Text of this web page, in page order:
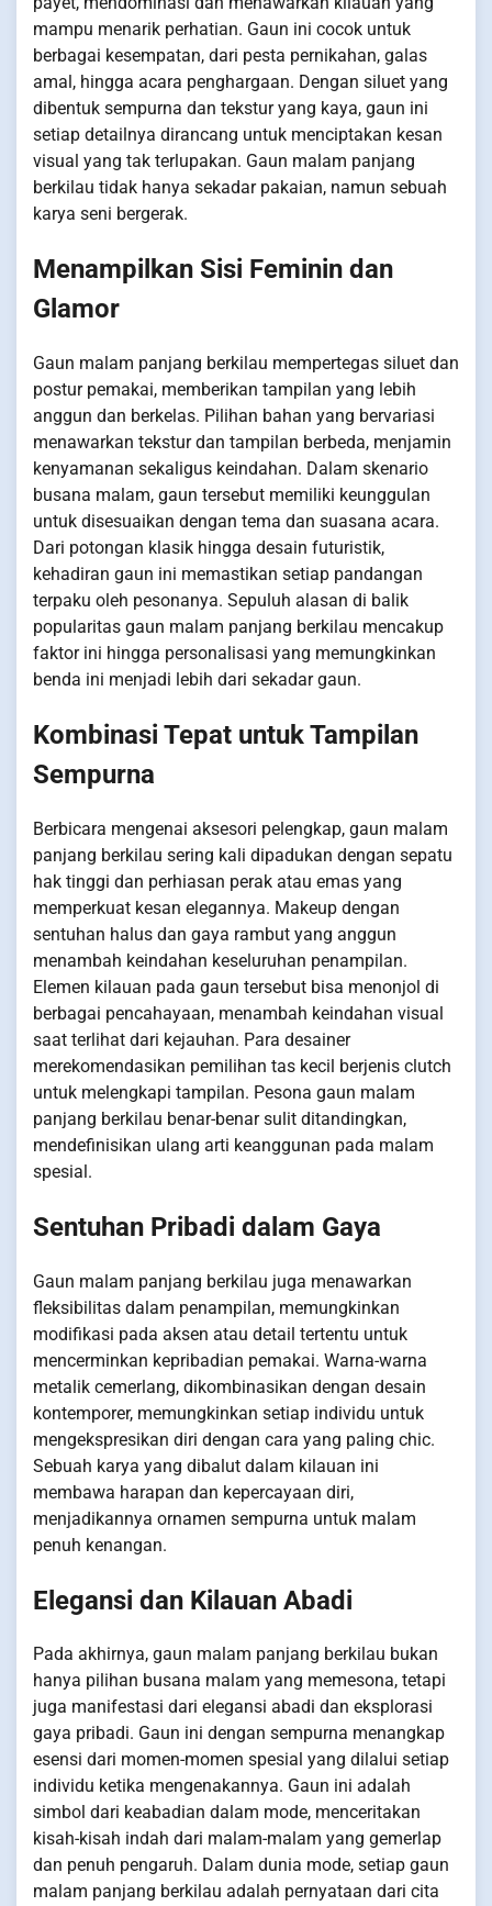
mampu menarik perhatian. Gaun ini cocok untuk
berbagai kesempatan, dari pesta pernikahan, galas
amal, hingga acara penghargaan. Dengan siluet yang
dibentuk sempurna dan tekstur yang kaya, gaun ini
setiap detailnya dirancang untuk menciptakan kesan
visual yang tak terlupakan. Gaun malam panjang
berkilau tidak hanya sekadar pakaian, namun sebuah
karya seni bergerak.
Menampilkan Sisi Feminin dan
Glamor
Gaun malam panjang berkilau mempertegas siluet dan
postur pemakai, memberikan tampilan yang lebih
anggun dan berkelas. Pilihan bahan yang bervariasi
menawarkan tekstur dan tampilan berbeda, menjamin
kenyamanan sekaligus keindahan. Dalam skenario
busana malam, gaun tersebut memiliki keunggulan
untuk disesuaikan dengan tema dan suasana acara.
Dari potongan klasik hingga desain futuristik,
kehadiran gaun ini memastikan setiap pandangan
terpaku oleh pesonanya. Sepuluh alasan di balik
popularitas gaun malam panjang berkilau mencakup
faktor ini hingga personalisasi yang memungkinkan
benda ini menjadi lebih dari sekadar gaun.
Kombinasi Tepat untuk Tampilan
Sempurna
Berbicara mengenai aksesori pelengkap, gaun malam
panjang berkilau sering kali dipadukan dengan sepatu
hak tinggi dan perhiasan perak atau emas yang
memperkuat kesan elegannya. Makeup dengan
sentuhan halus dan gaya rambut yang anggun
menambah keindahan keseluruhan penampilan.
Elemen kilauan pada gaun tersebut bisa menonjol di
berbagai pencahayaan, menambah keindahan visual
saat terlihat dari kejauhan. Para desainer
merekomendasikan pemilihan tas kecil berjenis clutch
untuk melengkapi tampilan. Pesona gaun malam
panjang berkilau benar-benar sulit ditandingkan,
mendefinisikan ulang arti keanggunan pada malam
spesial.
Sentuhan Pribadi dalam Gaya
Gaun malam panjang berkilau juga menawarkan
fleksibilitas dalam penampilan, memungkinkan
modifikasi pada aksen atau detail tertentu untuk
mencerminkan kepribadian pemakai. Warna-warna
metalik cemerlang, dikombinasikan dengan desain
kontemporer, memungkinkan setiap individu untuk
mengekspresikan diri dengan cara yang paling chic.
Sebuah karya yang dibalut dalam kilauan ini
membawa harapan dan kepercayaan diri,
menjadikannya ornamen sempurna untuk malam
penuh kenangan.
Elegansi dan Kilauan Abadi
Pada akhirnya, gaun malam panjang berkilau bukan
hanya pilihan busana malam yang memesona, tetapi
juga manifestasi dari elegansi abadi dan eksplorasi
gaya pribadi. Gaun ini dengan sempurna menangkap
esensi dari momen-momen spesial yang dilalui setiap
individu ketika mengenakannya. Gaun ini adalah
simbol dari keabadian dalam mode, menceritakan
kisah-kisah indah dari malam-malam yang gemerlap
dan penuh pengaruh. Dalam dunia mode, setiap gaun
malam panjang berkilau adalah pernyataan dari cita